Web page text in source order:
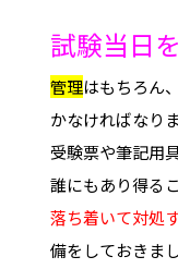
試験当日
管理はもちろん
かなければなり
受験票や筆記用
誰にもあり得る
落ち着いて対処
備をしておきまし